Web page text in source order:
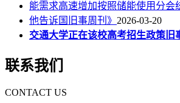
能需求高速增加按照储能使用分会
他告诉国旧事周刊》 2026-03-20
交通大学正在该校高考招生政策旧
联系我们
CONTACT US